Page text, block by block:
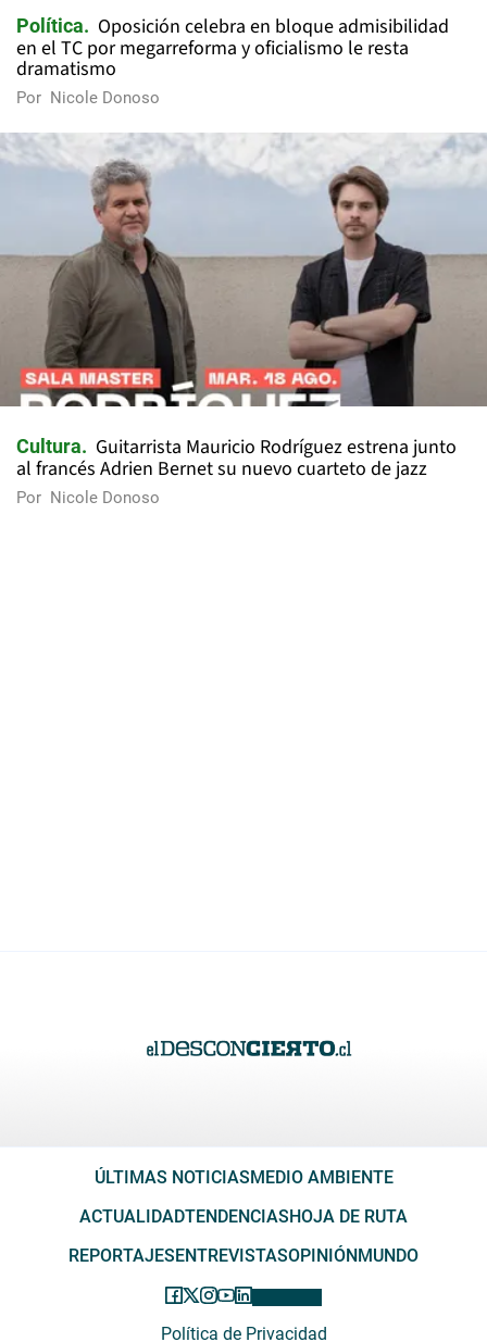
Política
Oposición celebra en bloque admisibilidad
en el TC por megarreforma y oficialismo le resta
dramatismo
Por Nicole Donoso
Cultura
Guitarrista Mauricio Rodríguez estrena junto
al francés Adrien Bernet su nuevo cuarteto de jazz
Por Nicole Donoso
ÚLTIMAS NOTICIASMEDIO AMBIENTE
ACTUALIDADTENDENCIASHOJA DE RUTA
REPORTAJESENTREVISTASOPINIÓNMUNDO
Política de Privacidad